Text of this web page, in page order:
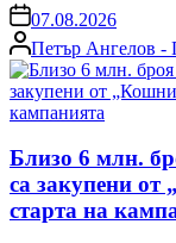
on07.08.2026
Posted
by
Петър Ангелов -
Близо 6 млн.
са закупени
старта на